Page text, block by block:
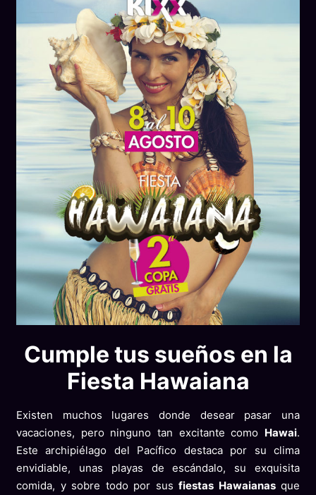
Cumple tus sueños en la
Fiesta Hawaiana
Existen muchos lugares donde desear pasar una
vacaciones, pero ninguno tan excitante como Hawai.
Este archipiélago del Pacífico destaca por su clima
envidiable, unas playas de escándalo, su exquisita
comida, y sobre todo por sus fiestas Hawaianasque